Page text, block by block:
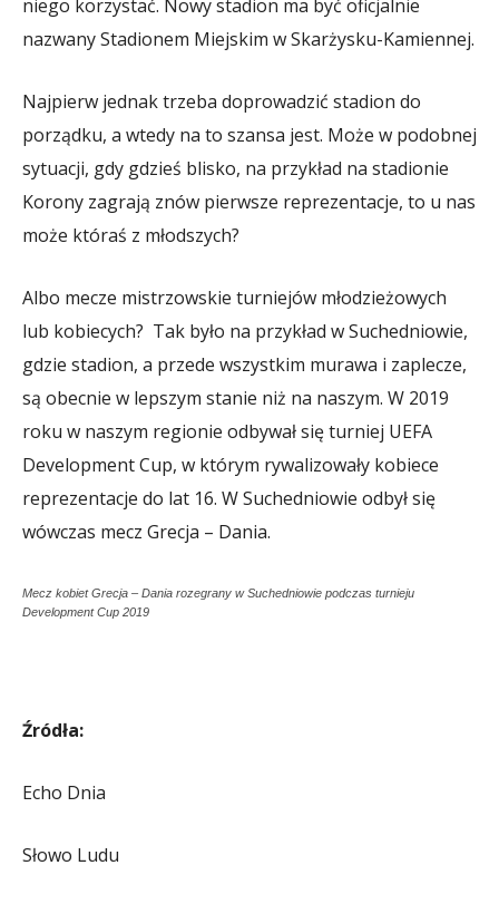
niego korzystać. Nowy stadion ma być oficjalnie
nazwany Stadionem Miejskim w Skarżysku-Kamiennej.
Najpierw jednak trzeba doprowadzić stadion do
porządku, a wtedy na to szansa jest. Może w podobnej
sytuacji, gdy gdzieś blisko, na przykład na stadionie
Korony zagrają znów pierwsze reprezentacje, to u nas
może któraś z młodszych?
Albo mecze mistrzowskie turniejów młodzieżowych
lub kobiecych? Tak było na przykład w Suchedniowie,
gdzie stadion, a przede wszystkim murawa i zaplecze,
są obecnie w lepszym stanie niż na naszym. W 2019
roku w naszym regionie odbywał się turniej UEFA
Development Cup, w którym rywalizowały kobiece
reprezentacje do lat 16. W Suchedniowie odbył się
wówczas mecz Grecja – Dania.
Mecz kobiet Grecja – Dania rozegrany w Suchedniowie podczas turnieju
Development Cup 2019
Źródła:
Echo Dnia
Słowo Ludu